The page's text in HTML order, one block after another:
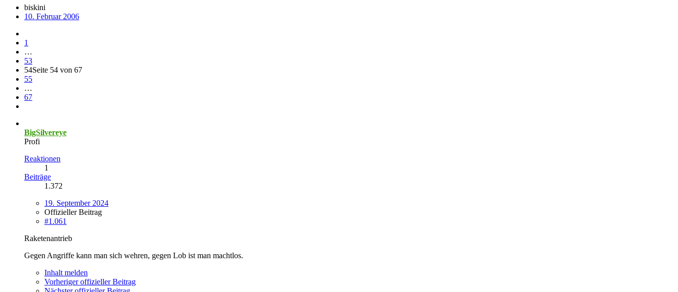
biskini
10. Februar 2006
1
…
53
54Seite 54 von 67
55
…
67
BigSilvereye
Profi
Reaktionen
1
Beiträge
1.372
19. September 2024
Offizieller Beitrag
#1.061
Raketenantrieb
Gegen Angriffe kann man sich wehren, gegen Lob ist man machtlos.
Inhalt melden
Vorheriger offizieller Beitrag